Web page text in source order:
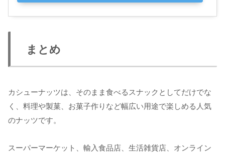
まとめ
カシューナッツは、そのまま食べるスナックとしてだけでな
く、料理や製菓、お菓子作りなど幅広い用途で楽しめる人気
のナッツです。
スーパーマーケット、輸入食品店、生活雑貨店、オンライン